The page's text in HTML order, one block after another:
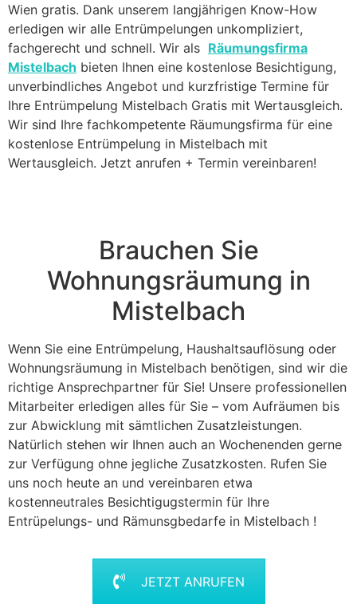
Wien gratis. Dank unserem langjährigen Know-How
erledigen wir alle Entrümpelungen unkompliziert,
fachgerecht und schnell. Wir als Räumungsfirma
Mistelbach bieten Ihnen eine kostenlose Besichtigung,
unverbindliches Angebot und kurzfristige Termine für
Ihre Entrümpelung Mistelbach Gratis mit Wertausgleich.
Wir sind Ihre fachkompetente Räumungsfirma für eine
kostenlose Entrümpelung in Mistelbach mit
Wertausgleich. Jetzt anrufen + Termin vereinbaren!
Brauchen Sie
Wohnungsräumung in
Mistelbach
Wenn Sie eine Entrümpelung, Haushaltsauflösung oder
Wohnungsräumung in Mistelbach benötigen, sind wir die
richtige Ansprechpartner für Sie! Unsere professionellen
Mitarbeiter erledigen alles für Sie – vom Aufräumen bis
zur Abwicklung mit sämtlichen Zusatzleistungen.
Natürlich stehen wir Ihnen auch an Wochenenden gerne
zur Verfügung ohne jegliche Zusatzkosten. Rufen Sie
uns noch heute an und vereinbaren etwa
kostenneutrales Besichtigugstermin für Ihre
Entrüpelungs- und Rämunsgbedarfe in Mistelbach !
JETZT ANRUFEN